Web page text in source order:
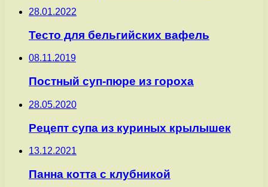
28.01.2022
Тесто для бельгийских вафель
08.11.2019
Постный суп-пюре из гороха
28.05.2020
Рецепт супа из куриных крылышек
13.12.2021
Панна котта с клубникой